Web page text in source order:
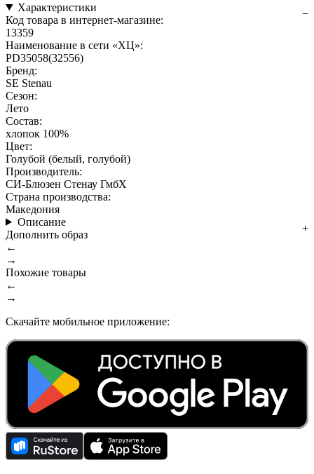
Характеристики
Код товара в интернет-магазине:
13359
Наименование в сети «ХЦ»:
PD35058(32556)
Бренд:
SE Stenau
Сезон:
Лето
Состав:
хлопок 100%
Цвет:
Голубой (белый, голубой)
Производитель:
СИ-Блюзен Стенау ГмбХ
Страна производства:
Македония
Описание
Дополнить образ
←
→
Похожие товары
←
→
Скачайте мобильное приложение: